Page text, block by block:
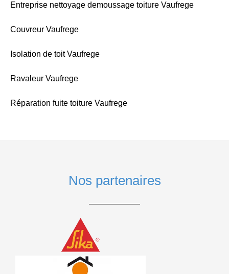
Entreprise nettoyage demoussage toiture Vaufrege
Couvreur Vaufrege
Isolation de toit Vaufrege
Ravaleur Vaufrege
Réparation fuite toiture Vaufrege
Nos partenaires